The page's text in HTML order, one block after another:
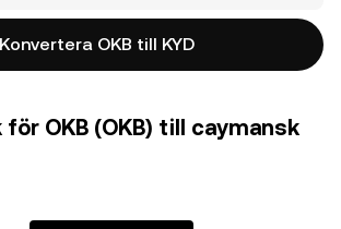
Konvertera OKB till KYD
OKB (OKB) till caymansk